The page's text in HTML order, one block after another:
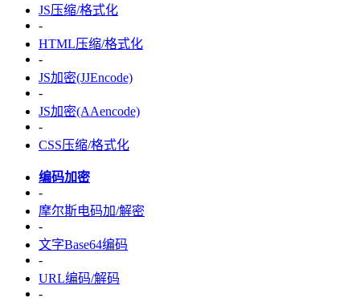
JS压缩/格式化
-
HTML压缩/格式化
-
JS加密(JJEncode)
-
JS加密(AAencode)
-
CSS压缩/格式化
编码加密
-
摩尔斯电码加/解密
-
文字Base64编码
-
URL编码/解码
-